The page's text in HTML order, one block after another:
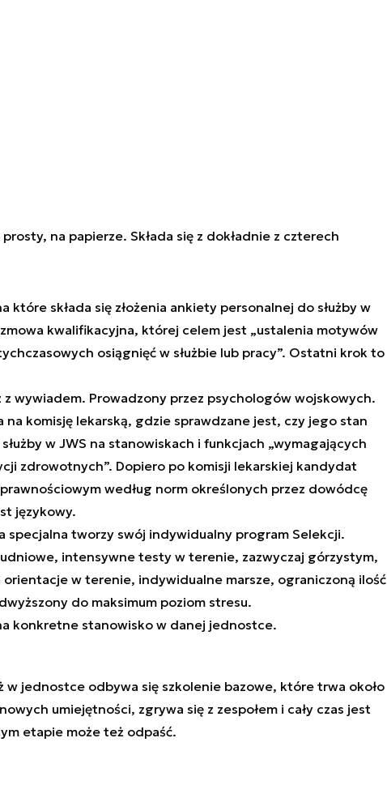
na papierze. Składa się z dokładnie z czterech
które składa się złożenia ankiety personalnej do służby w
kwalifikacyjna, której celem jest „ustalenia motywów
osiągnięć w służbie lub pracy”. Ostatni krok to
wywiadem. Prowadzony przez psychologów wojskowych.
komisję lekarską, gdzie sprawdzane jest, czy jego stan
w JWS na stanowiskach i funkcjach „wymagających
zdrowotnych”. Dopiero po komisji lekarskiej kandydat
według norm określonych przez dowódcę
językowy.
specjalna tworzy swój indywidualny program Selekcji.
intensywne testy w terenie, zazwyczaj górzystym,
orientacje w terenie, indywidualne marsze, ograniczoną ilość
do maksimum poziom stresu.
konkretne stanowisko w danej jednostce.
w jednostce odbywa się szkolenie bazowe, które trwa około
umiejętności, zgrywa się z zespołem i cały czas jest
etapie może też odpaść.